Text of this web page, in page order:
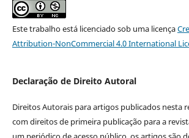
Este trabalho está licenciado sob uma licença
Attribution-NonCommercial 4.0 International
Declaração de Direito Autoral
Direitos Autorais para artigos publicados nesta
com direitos de primeira publicação para a